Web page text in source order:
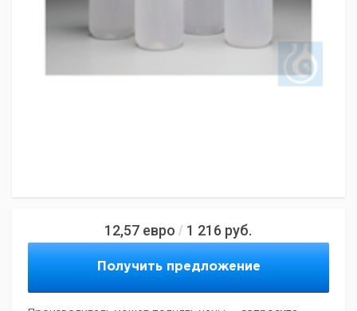
12,57 евро / 1 216 руб.
Получить предложение